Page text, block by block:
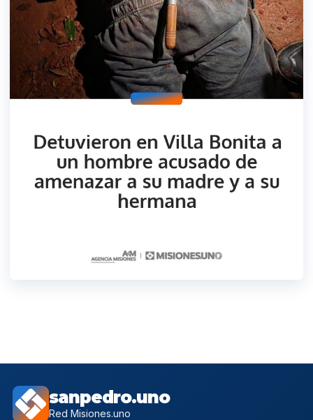
sanpedro.uno
Red Misiones.uno